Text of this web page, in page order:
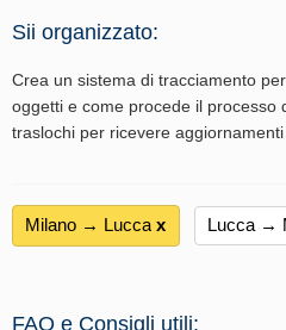
Sii organizzato:
Crea un sistema di tracciamento
oggetti e come procede il processo
traslochi per ricevere
Milano → Lucca х Lucca →
FAQ e Consigli utili: